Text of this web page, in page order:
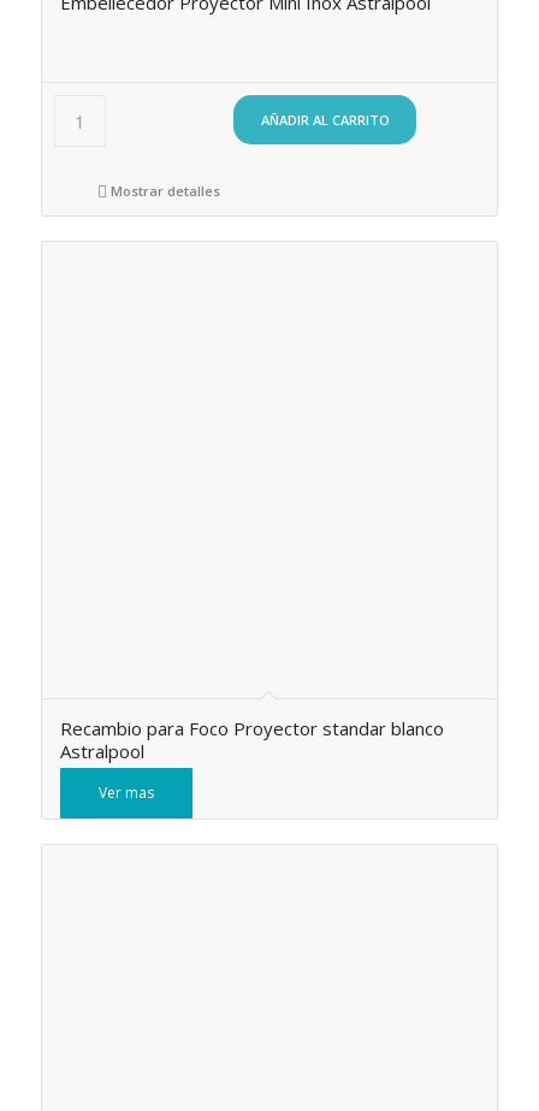
AÑADIR AL CARRITO
Mostrar detalles
Recambio para Foco Proyector standar blanco
Astralpool
Ver mas